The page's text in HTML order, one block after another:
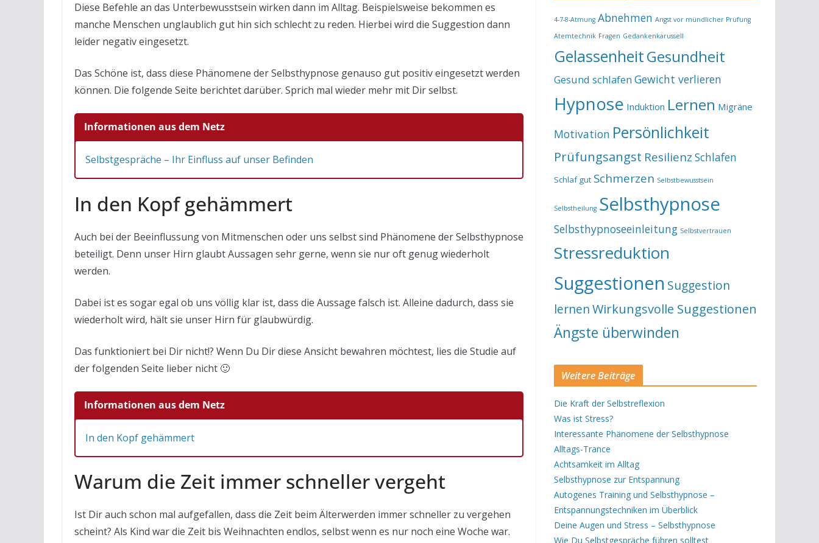
Diese Befehle an das Unterbewusstsein wirken dann im Alltag. Beispielsweise bekommen es
manche Menschen unglaublich gut hin sich schlecht zu reden. Hierbei wird die Suggestion dann
leider negativ eingesetzt.
Das Schöne ist, dass diese Phänomene der Selbsthypnose genauso gut positiv eingesetzt werden
können. Die folgende Seite berichtet darüber. Sprich mal wieder mehr mit Dir selbst.
Informationen aus dem Netz
Selbstgespräche – Ihr Einfluss auf unser Befinden
In den Kopf gehämmert
Auch bei der Beeinflussung von Mitmenschen oder uns selbst sind Phänomene der Selbsthypnose
beteiligt. Denn unser Hirn glaubt Aussagen sehr gerne, wenn sie nur oft genug wiederholt
werden.
Dabei ist es sogar egal ob uns völlig klar ist, dass die Aussage falsch ist. Alleine dadurch, dass sie
wiederholt wird, hält sie unser Hirn für glaubwürdig.
Das funktioniert bei Dir nicht!? Wenn Du Dir diese Ansicht bewahren möchtest, lies die Studie auf
der folgenden Seite lieber nicht 🙂
Informationen aus dem Netz
In den Kopf gehämmert
Warum die Zeit immer schneller vergeht
Ist Dir auch schon mal aufgefallen, dass die Zeit beim Älterwerden immer schneller zu vergehen
scheint? Als Kind war die Zeit bis Weihnachten endlos, selbst wenn es nur noch eine Woche war.
4-7-8-Atmung Abnehmen Angst vor mündlicher Prüfung
Atemtechnik Fragen Gedankenkarussell
GelassenheitGesundheit
Gesund schlafen Gewicht verlieren
Hypnose Induktion Lernen Migräne
Motivation Persönlichkeit
Prüfungsangst Resilienz Schlafen
Schlaf gut Schmerzen Selbstbewusstsein
Selbstheilung Selbsthypnose
Selbsthypnoseeinleitung Selbstvertrauen
Stressreduktion
Suggestionen Suggestion
lernenWirkungsvolle Suggestionen
Ängste überwinden
Weitere Beiträge
Die Kraft der Selbstreflexion
Was ist Stress?
Interessante Phänomene der Selbsthypnose
Alltags-Trance
Achtsamkeit im Alltag
Selbsthypnose zur Entspannung
Autogenes Training und Selbsthypnose –
Entspannungstechniken im Überblick
Deine Augen und Stress – Selbsthypnose
Wie Du Selbstgespräche führen solltest